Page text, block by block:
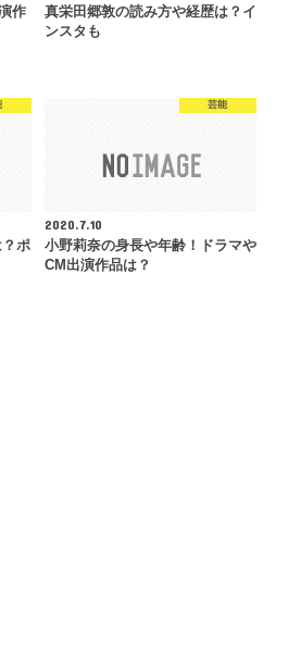
作
真栄田郷敦の読み方や経歴は？イ
ンスタも
ポ
芸能
2020.7.10
小野莉奈の身長や年齢！ドラマや
CM出演作品は？